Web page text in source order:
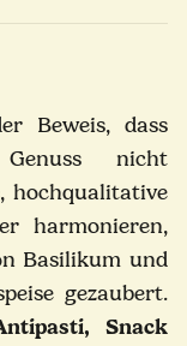
Beweis, dass
nicht
hochqualitative
harmonieren,
Basilikum und
gezaubert.
Snack